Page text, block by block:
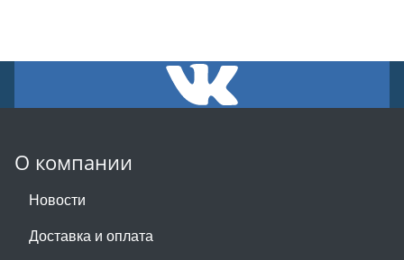
О компании
Новости
Доставка и оплата